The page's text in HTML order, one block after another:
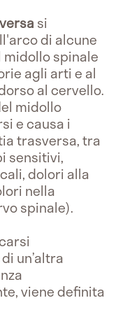
si
di alcune
midollo spinale
agli arti e al
al cervello.
midollo
e causa i
trasversa, tra
sensitivi,
dolori alla
nella
spinale).
un’altra
viene definita